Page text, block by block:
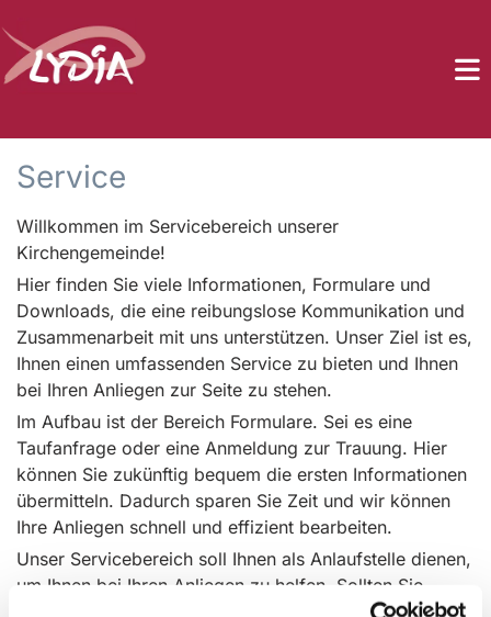
Service
Willkommen im Servicebereich unserer
Kirchengemeinde!
Hier finden Sie viele Informationen, Formulare und
Downloads, die eine reibungslose Kommunikation und
Zusammenarbeit mit uns unterstützen. Unser Ziel ist es,
Ihnen einen umfassenden Service zu bieten und Ihnen
bei Ihren Anliegen zur Seite zu stehen.
Im Aufbau ist der Bereich Formulare. Sei es eine
Taufanfrage oder eine Anmeldung zur Trauung. Hier
können Sie zukünftig bequem die ersten Informationen
übermitteln. Dadurch sparen Sie Zeit und wir können
Ihre Anliegen schnell und effizient bearbeiten.
Unser Servicebereich soll Ihnen als Anlaufstelle dienen,
um Ihnen bei Ihren Anliegen zu helfen. Sollten Sie
dennoch weitere Informationen benötigen oder